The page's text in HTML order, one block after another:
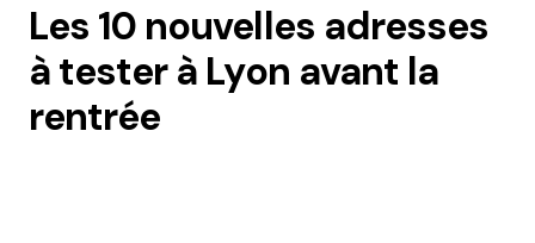
Les 10 nouvelles adresses
à tester à Lyon avant la
rentrée